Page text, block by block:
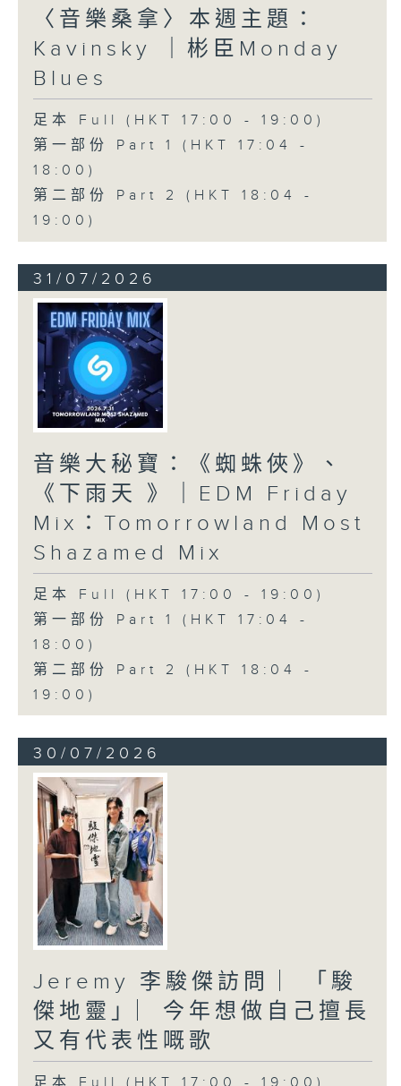
〈音樂桑拿〉本週主題：
Kavinsky ｜彬臣Monday
Blues
足本 Full (HKT 17:00 - 19:00)
第一部份 Part 1 (HKT 17:04 -
18:00)
第二部份 Part 2 (HKT 18:04 -
19:00)
31/07/2026
音樂大秘寶：《蜘蛛俠》、
《下雨天 》｜EDM Friday
Mix：Tomorrowland Most
Shazamed Mix
足本 Full (HKT 17:00 - 19:00)
第一部份 Part 1 (HKT 17:04 -
18:00)
第二部份 Part 2 (HKT 18:04 -
19:00)
30/07/2026
Jeremy 李駿傑訪問 ︳「駿
傑地靈」︳今年想做自己擅長
又有代表性嘅歌